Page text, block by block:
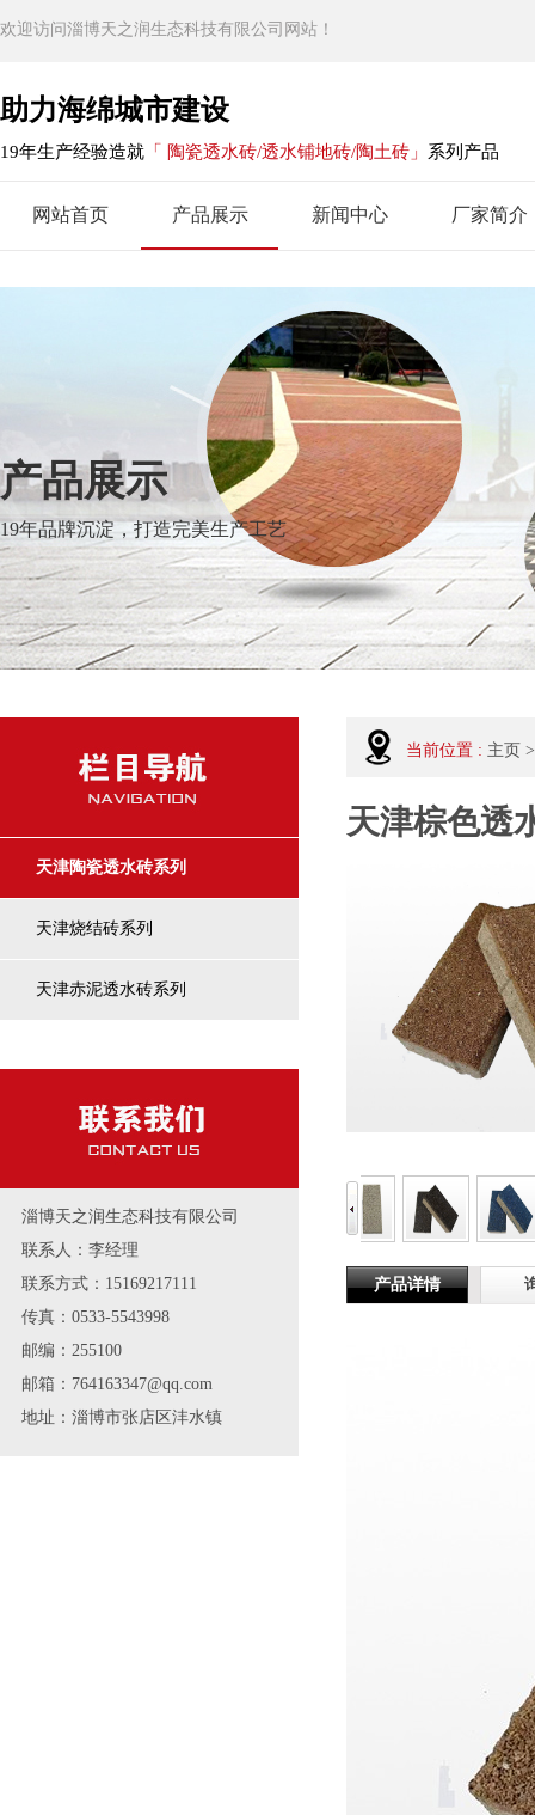
欢迎访问淄博天之润生态科技有限公司网站！
助力海绵城市建设
19年生产经验造就 「 陶瓷透水砖/透水铺地砖/陶土砖」 系列产品
网站首页 产品展示 新闻中心 厂家简介
产品展示
19年品牌沉淀，打造完美生产工艺
当前位置 : 主页
天津棕色透
产品详情
天津陶瓷透水砖系列
天津烧结砖系列
天津赤泥透水砖系列
淄博天之润生态科技有限公司
联系人：李经理
联系方式：15169217111
传真：0533-5543998
邮编：255100
邮箱：764163347@qq.com
地址：淄博市张店区沣水镇